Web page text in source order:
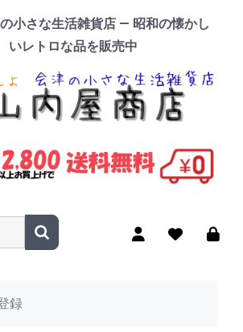
小さな生活雑貨店 — 昭和の懐かし
いレトロな品を販売中
を入力
録